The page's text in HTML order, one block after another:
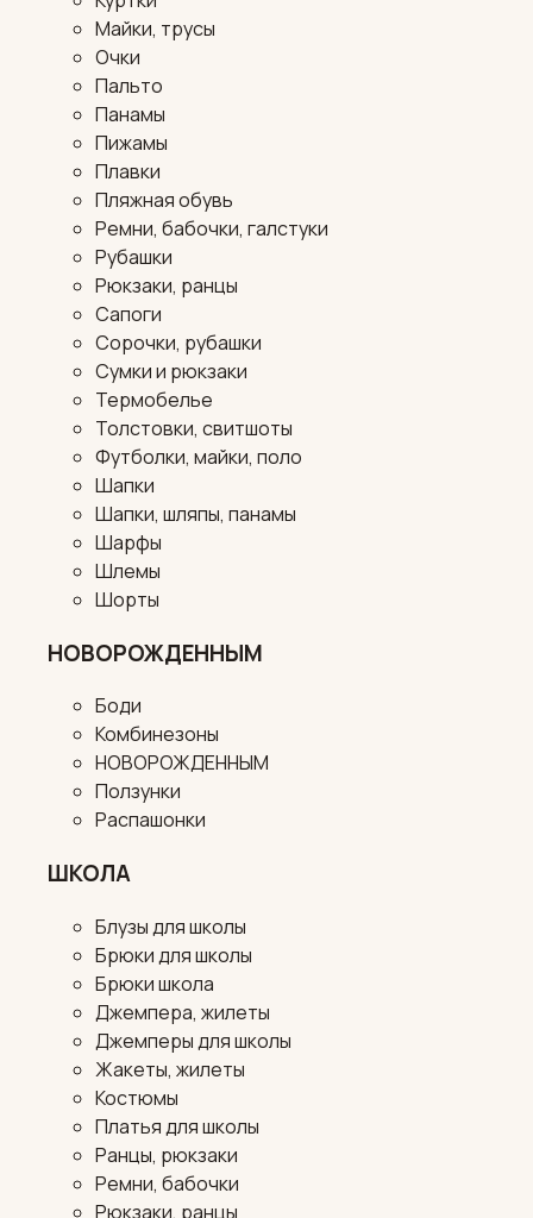
Майки, трусы
Очки
Пальто
Панамы
Пижамы
Плавки
Пляжная обувь
Ремни, бабочки, галстуки
Рубашки
Рюкзаки, ранцы
Сапоги
Сорочки, рубашки
Сумки и рюкзаки
Термобелье
Толстовки, свитшоты
Футболки, майки, поло
Шапки
Шапки, шляпы, панамы
Шарфы
Шлемы
Шорты
НОВОРОЖДЕННЫМ
Боди
Комбинезоны
НОВОРОЖДЕННЫМ
Ползунки
Распашонки
ШКОЛА
Блузы для школы
Брюки для школы
Брюки школа
Джемпера, жилеты
Джемперы для школы
Жакеты, жилеты
Костюмы
Платья для школы
Ранцы, рюкзаки
Ремни, бабочки
Рюкзаки, ранцы